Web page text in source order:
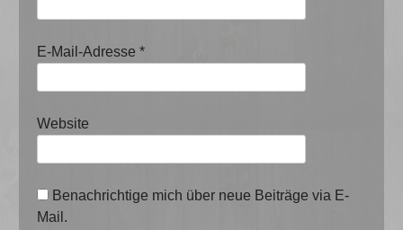
E-Mail-Adresse*
Website
Benachrichtige mich über neue Beiträge via E-
Mail.